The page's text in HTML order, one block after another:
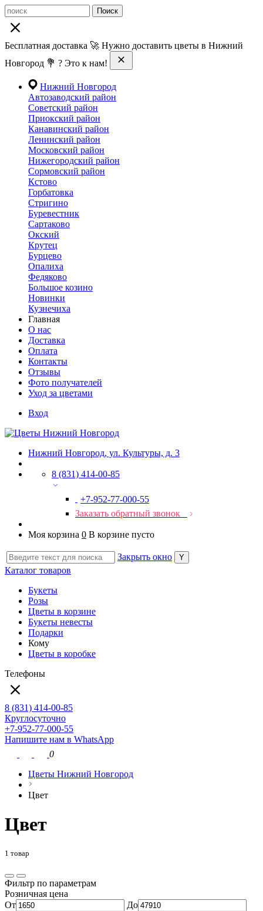
Поиск
Бесплатная доставка 🚀 Нужно доставить цветы в Нижний
Новгород 💐 ? Это к нам!
Нижний Новгород
Автозаводский район
Советский район
Приокский район
Канавинский район
Ленинский район
Московский район
Нижегородский район
Сормовский район
Кстово
Горбатовка
Стригино
Буревестник
Сартаково
Окский
Крутец
Бурцево
Опалиха
Федяково
Большое козино
Новинки
Кузнечиха
Главная
О нас
Доставка
Оплата
Контакты
Отзывы
Фото получателей
Уход за цветами
Вход
Нижний Новгород, ул. Культуры, д. 3
8 (831) 414-00-85
+7-952-77-000-55
Заказать обратный звонок
Моя корзина 0 В корзине пусто
Закрыть окно
Каталог товаров
Букеты
Розы
Цветы в корзине
Букеты невесты
Подарки
Кому
Цветы в коробке
Телефоны
8 (831) 414-00-85
Круглосуточно
+7-952-77-000-55
Напишите нам в WhatsApp
0
Цветы Нижний Новгород
Цвет
Цвет
1 товар
Фильтр по параметрам
Розничная цена
От
До